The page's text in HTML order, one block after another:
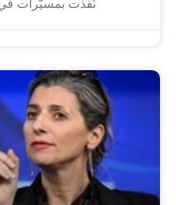
نُفّذت بمسيّرات في